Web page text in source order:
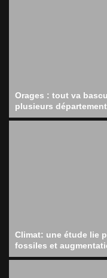
Orages : tout va
plusieurs
Climat: une étude lie
fossiles et